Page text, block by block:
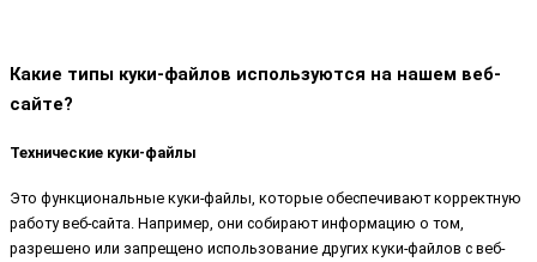
Какие типы куки-файлов используются на нашем веб-
сайте?
Технические куки-файлы
Это функциональные куки-файлы, которые обеспечивают корректную
работу веб-сайта. Например, они собирают информацию о том,
разрешено или запрещено использование других куки-файлов с веб-